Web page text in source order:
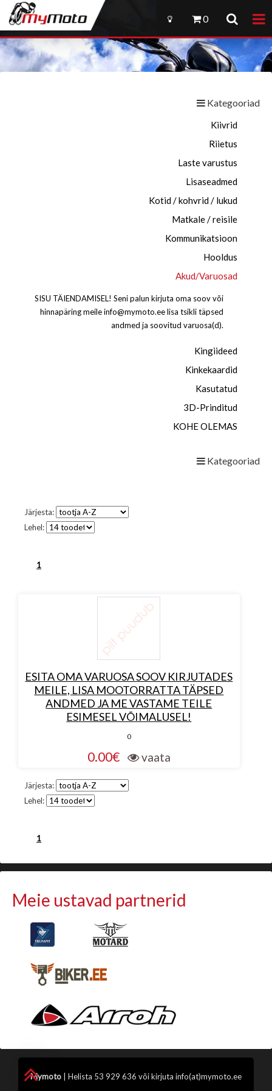
0
Kategooriad
Kiivrid
Riietus
Laste varustus
Lisaseadmed
Kotid / kohvrid / lukud
Matkale / reisile
Kommunikatsioon
Hooldus
Akud/Varuosad
SISU TÄIENDAMISEL! Seni palun kirjuta oma soov või
hinnapäring meileinfo@mymoto.eelisa tsikli täpsed
andmed ja soovitud varuosa(d).
Kingiideed
Kinkekaardid
Kasutatud
3D-Prinditud
KOHE OLEMAS
Kategooriad
Järjesta:
Lehel:
1
ESITA OMA VARUOSA SOOV KIRJUTADES
MEILE, LISA MOOTORRATTA TÄPSED
ANDMED JA ME VASTAME TEILE
ESIMESEL VÕIMALUSEL!
0
0.00€ vaata
Järjesta:
Lehel:
1
Meie ustavad partnerid
Mymoto | Helista 53 929 636 või kirjuta info(at)mymoto.ee